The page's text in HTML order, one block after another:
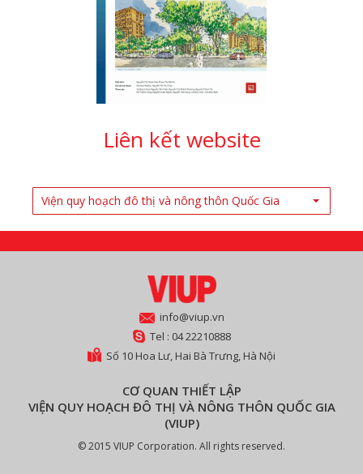
Liên kết website
Viện quy hoạch đô thị và nông thôn Quốc Gia
info@viup.vn
Tel : 04 22210888
Số 10 Hoa Lư, Hai Bà Trưng, Hà Nội
CƠ QUAN THIẾT LẬP
VIỆN QUY HOẠCH ĐÔ THỊ VÀ NÔNG THÔN QUỐC GIA
(VIUP)
© 2015 VIUP Corporation. All rights reserved.